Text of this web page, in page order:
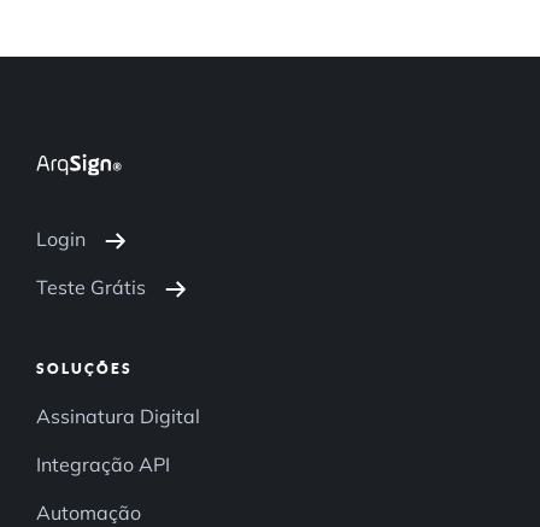
Login
Teste Grátis
SOLUÇÕES
Assinatura Digital
Integração API
Automação